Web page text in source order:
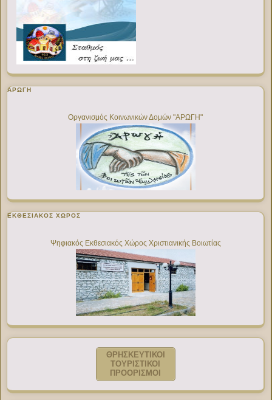
ΑΡΩΓΗ
Οργανισμός Κοινωνικών Δομών "ΑΡΩΓΗ"
ΕΚΘΕΣΙΑΚΌΣ ΧΏΡΟΣ
Ψηφιακός Εκθεσιακός Χώρος Χριστιανικής Βοιωτίας
ΘΡΗΣΚΕΥΤΙΚΟΙ
ΤΟΥΡΙΣΤΙΚΟΙ
ΠΡΟΟΡΙΣΜΟΙ